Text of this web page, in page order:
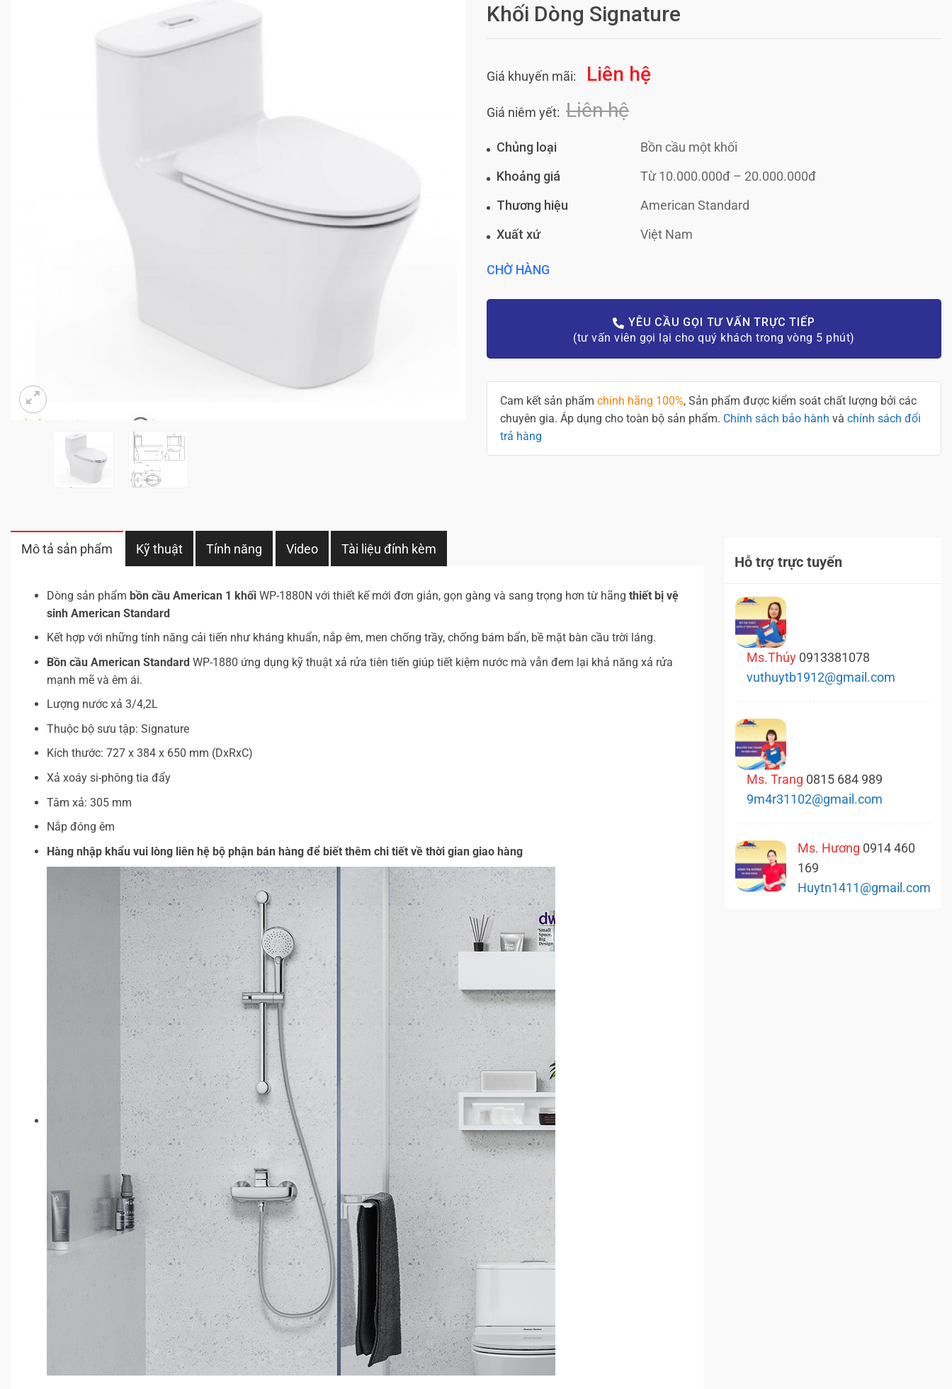
Khối Dòng Signature
Giá khuyến mãi: Liên hệ
Giá niêm yết: Liên hệ
Chủng loại
Bồn cầu một khối
Khoảng giá
Từ 10.000.000đ – 20.000.000đ
Thương hiệu
American Standard
Xuất xứ
Việt Nam
CHỜ HÀNG
YÊU CẦU GỌI TƯ VẤN TRỰC TIẾP
(tư vấn viên gọi lại cho quý khách trong vòng 5 phút)
Cam kết sản phẩm chính hãng 100%, Sản phẩm được kiểm soát chất lượng bởi các
chuyên gia. Áp dụng cho toàn bộ sản phẩm. Chính sách bảo hành và chính sách đổi
trả hàng
Mô tả sản phẩm Kỹ thuật Tính năng Video Tài liệu đính kèm
Dòng sản phẩm bồn cầu American 1 khốiWP-1880N với thiết kế mới đơn giản, gọn gàng và sang trọng hơn từ hãng thiết bị vệ
sinh American Standard
Kết hợp với những tính năng cải tiến như kháng khuẩn, nắp êm, men chống trầy, chống bám bẩn, bề mặt bàn cầu trời láng.
Bồn cầu American StandardWP-1880 ứng dụng kỹ thuật xả rửa tiên tiến giúp tiết kiệm nước mà vẫn đem lại khả năng xả rửa
mạnh mẽ và êm ái.
Lượng nước xả 3/4,2L
Thuộc bộ sưu tập: Signature
Kích thước: 727 x 384 x 650 mm (DxRxC)
Xả xoáy si-phông tia đẩy
Tâm xả: 305 mm
Nắp đóng êm
Hàng nhập khẩu vui lòng liên hệ bộ phận bán hàng để biết thêm chi tiết về thời gian giao hàng
Hỗ trợ trực tuyến
Ms.Thúy 0913381078
vuthuytb1912@gmail.com
Ms. Trang 0815 684 989
9m4r31102@gmail.com
Ms. Hương 0914 460
169
Huytn1411@gmail.com